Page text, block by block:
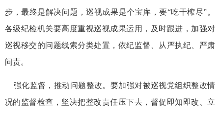
步，最终是解决问题，巡视成果是个宝库，要“吃干榨尽”。
各级纪检机关要高度重视巡视成果运用，及时跟进，加强对
巡视移交的问题线索分类处置，依纪监督、从严执纪、严肃
问责。
强化监督，推动问题整改。要加强对被巡视党组织整改情
况的监督检查，坚决把整改责任压下去，督促即知即改、立